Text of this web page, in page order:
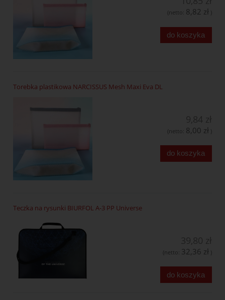
(netto: 8,82 zł )
do koszyka
Torebka plastikowa NARCISSUS Mesh Maxi Eva DL
(netto: 8,00 zł )
do koszyka
Teczka na rysunki BIURFOL A-3 PP Universe
(netto: 32,36 zł )
do koszyka